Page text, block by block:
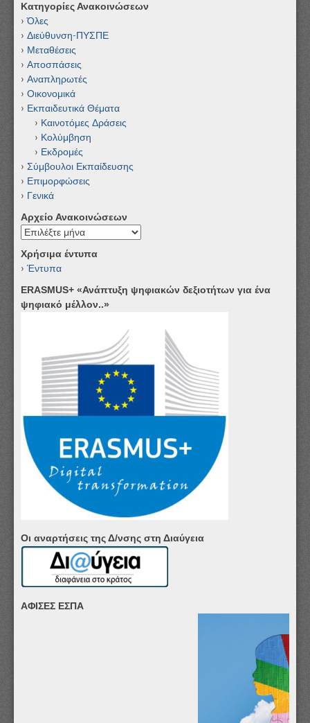
Κατηγορίες Ανακοινώσεων
Όλες
Διεύθυνση-ΠΥΣΠΕ
Μεταθέσεις
Αποσπάσεις
Αναπληρωτές
Οικονομικά
Εκπαιδευτικά Θέματα
Καινοτόμες Δράσεις
Κολύμβηση
Εκδρομές
Σύμβουλοι Εκπαίδευσης
Επιμορφώσεις
Γενικά
Αρχείο Ανακοινώσεων
Αρχείο
Χρήσιμα έντυπα
Έντυπα
ERASMUS+ «Ανάπτυξη ψηφιακών δεξιοτήτων για ένα
ψηφιακό μέλλον..»
Οι αναρτήσεις της Δ/νσης στη Διαύγεια
ΑΦΙΣΕΣ ΕΣΠΑ